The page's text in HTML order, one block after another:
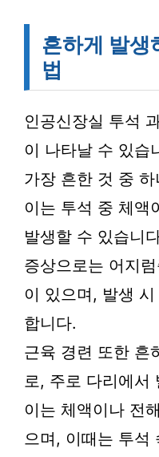
흔하게 발생
법
인공신장실 투석
이 나타날 수 있습
가장 흔한 것 중
이는 투석 중 체액
발생할 수 있습니
증상으로는 어지
이 있으며, 발생
합니다.
근육 경련 또한 흔
로, 주로 다리에서
이는 체액이나 전
으며, 이때는 투석